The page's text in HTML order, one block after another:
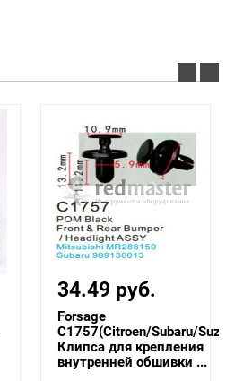
34.49 руб.
Forsage
C1757(Citroen/Subaru/Suzuki)
Клипса для крепления
внутренней обшивки ...